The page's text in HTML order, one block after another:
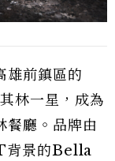
雄前鎮區的
林一星，成為
餐廳。品牌由
背景的Bella